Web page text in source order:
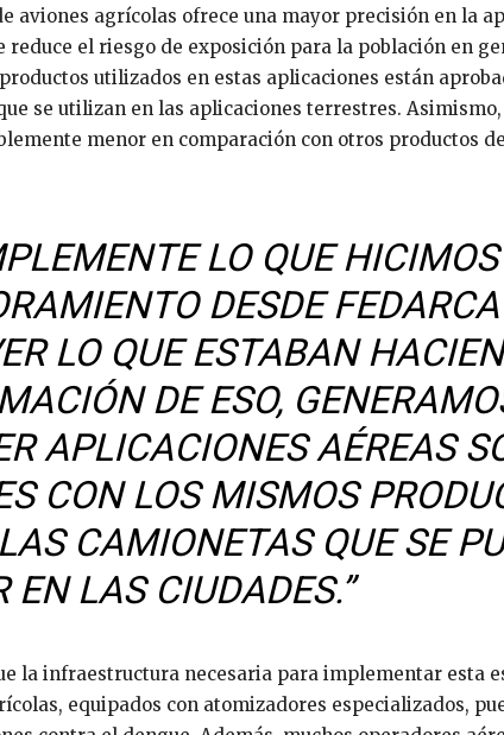
aviones agrícolas ofrece una mayor precisión en la
reduce el riesgo de exposición para la población en
utilizados en estas aplicaciones están
se utilizan en las aplicaciones terrestres.
menor en comparación con otros productos
LO QUE
DESDE
LO QUE ESTABAN
DE ESO,
APLICACIONES AÉREAS
CON LOS MISMOS
CAMIONETAS QUE SE
EN LAS CIUDADES.”
la infraestructura necesaria para implementar esta
equipados con atomizadores especializados,